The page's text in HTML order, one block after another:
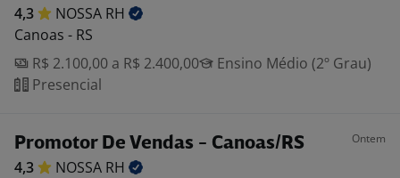
4,3 NOSSA RH
Canoas - RS
R$ 2.100,00 a R$ 2.400,00
Ensino Médio (2º Grau)
Presencial
Promotor De Vendas - Canoas/RS Ontem
4,3 NOSSA RH